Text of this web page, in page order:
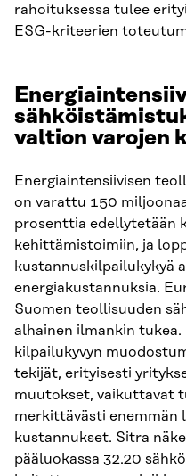
rahoituksessa tulee
ESG-kriteerien
valtion varojen
Energiaintensiivisen
on varattu 150
prosenttia edellytetään
kehittämistoimiin, ja
kustannuskilpailukykyä
energiakustannuksia.
Suomen teollisuuden
alhainen ilmankin tukea.
kilpailukyvyn
tekijät, erityisesti
muutokset, vaikuttavat
merkittävästi enemmän
kustannukset. Sitra
pääluokassa 32.20